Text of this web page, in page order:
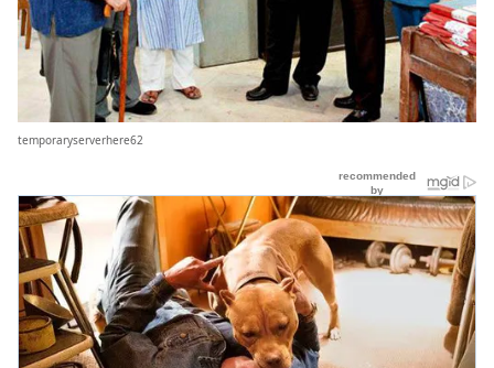
temporaryserverhere62